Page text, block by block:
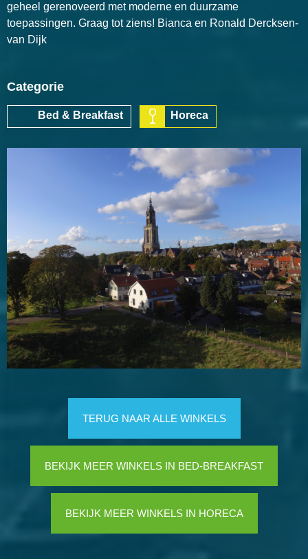
geheel gerenoveerd met moderne en duurzame
toepassingen. Graag tot ziens! Bianca en Ronald Dercksen-
van Dijk
Categorie
Bed & Breakfast Horeca
TERUG NAAR ALLE WINKELS
BEKIJK MEER WINKELS IN BED-BREAKFAST
BEKIJK MEER WINKELS IN HORECA